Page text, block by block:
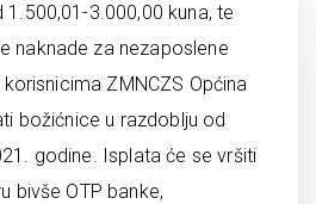
3.000,00 kuna, te
naknade za nezaposlene
ZMNCZS Općina
božićnice u razdoblju od
godine. Isplata će se vršiti
bivše OTP banke,